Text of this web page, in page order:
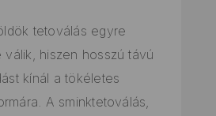
tetoválás egyre
válik, hiszen hosszú távú
kínál a tökéletes
A sminktetoválás,